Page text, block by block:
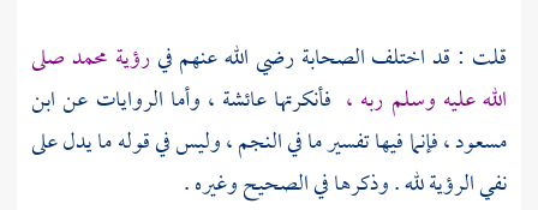
قلت : قد اختلف الصحابة رضي الله عنهم فيرؤية محمدصلى
الله عليه وسلم ربه ، فأنكرتهاعائشة ، وأما الروايات عنابن
مسعود ،فإنما فيها تفسير ما في النجم ، وليس في قوله ما يدل على
نفي الرؤية لله . وذكرها في الصحيح وغيره .